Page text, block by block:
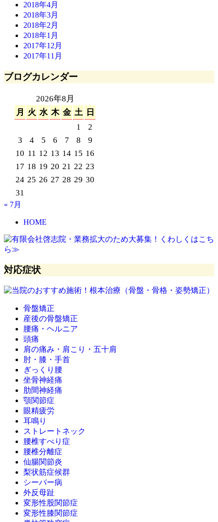
2018年4月
2018年3月
2018年2月
2018年1月
2017年12月
2017年11月
ブログカレンダー
2026年8月
月 火 水 木 金 土 日
1
2
3
4 5 6 7 8
9
10 11 12 13 14 15 16
17 18 19 20 21 22 23
24 25 26 27 28 29 30
31
« 7月
HOME
対応症状
骨盤矯正
産後の骨盤矯正
腰痛・ヘルニア
頭痛
肩の痛み・肩こり・五十肩
肘・膝・手首
ぎっくり腰
坐骨神経痛
肋間神経痛
顎関節症
眼精疲労
耳鳴り
ストレートネック
腰椎すべり症
腰椎分離症
仙腸関節炎
梨状筋症候群
シーバー病
外反母趾
変形性股関節症
変形性膝関節症